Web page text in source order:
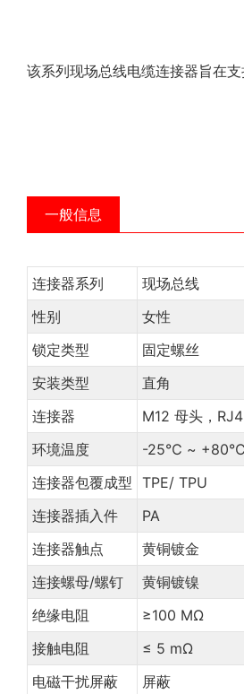
该系列现场总线电缆连接器旨在
一般信息
连接器系列
现场总线
性别
女性
锁定类型
固定螺丝
安装类型
直角
连接器
M12 母头，
环境温度
-25℃ ~ +80℃
连接器包覆成型 TPE/ TPU
连接器插入件
PA
连接器触点
黄铜镀金
连接螺母/螺钉
黄铜镀镍
绝缘电阻
≥100 MΩ
接触电阻
≤ 5 mΩ
电磁干扰屏蔽
屏蔽